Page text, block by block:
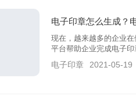
电子印章怎么生成？
现在，越来越多的企业
平台帮助企业完成电子
电子印章平台，帮助企
电子印章 2021-05-19